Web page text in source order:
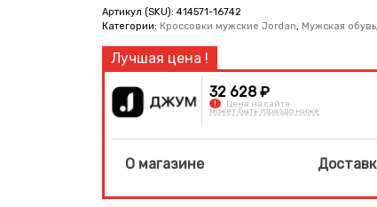
Артикул (SKU):414571-16742
Категории: Кроссовки мужские Jordan, Мужская обувь,
32 628 ₽
! Цена на сайте
может быть гораздо ниже
О магазине